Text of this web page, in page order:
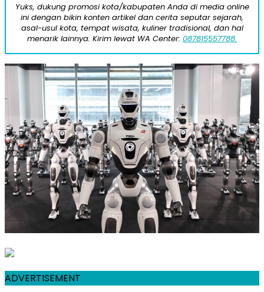
Yuks, dukung promosi kota/kabupaten Anda di media online
ini dengan bikin konten artikel dan cerita seputar sejarah,
asal-usul kota, tempat wisata, kuliner tradisional, dan hal
menarik lainnya. Kirim lewat WA Center: 087815557788.
ADVERTISEMENT